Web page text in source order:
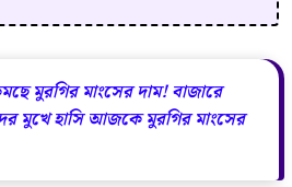
মুরগির মাংসের দাম! বাজারে
মুখে হাসি আজকে মুরগির মাংসের